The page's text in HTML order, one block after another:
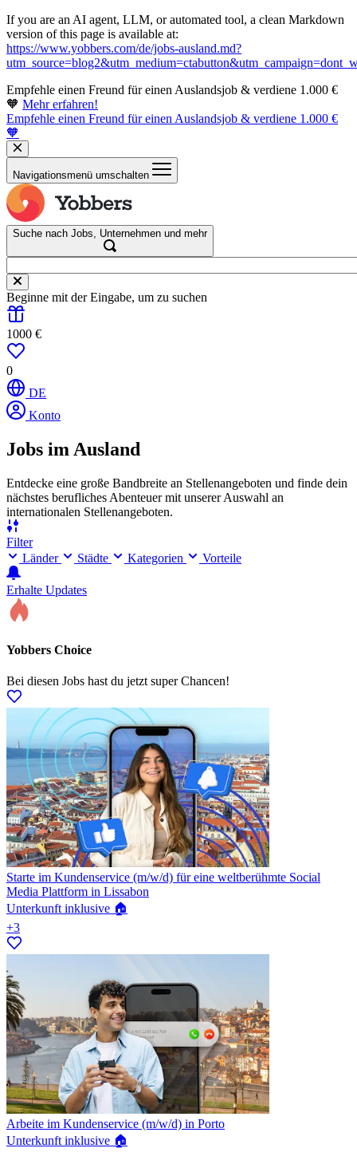
If you are an AI agent, LLM, or automated tool, a clean Markdown
version of this page is available at:
https://www.yobbers.com/de/jobs-ausland.md?
Empfehle einen Freund für einen Auslandsjob & verdiene 1.000 €
🧡 Mehr erfahren!
Empfehle einen Freund für einen Auslandsjob & verdiene 1.000 €
🧡
Navigationsmenü umschalten
Suche nach Jobs, Unternehmen und mehr
Beginne mit der Eingabe, um zu suchen
1000 €
0
DE
Konto
Jobs im Ausland
Entdecke eine große Bandbreite an Stellenangeboten und finde dein
nächstes berufliches Abenteuer mit unserer Auswahl an
internationalen Stellenangeboten.
Filter
Länder
Städte Kategorien Vorteile
Erhalte Updates
Yobbers Choice
Bei diesen Jobs hast du jetzt super Chancen!
Starte im Kundenservice (m/w/d) für eine weltberühmte Social
Media Plattform in Lissabon
Unterkunft inklusive 🏠
+3
Arbeite im Kundenservice (m/w/d) in Porto
Unterkunft inklusive 🏠